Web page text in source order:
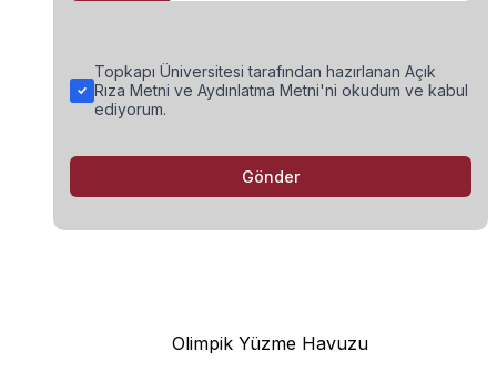
Topkapı Üniversitesi tarafından hazırlanan Açık
Rıza Metni ve Aydınlatma Metni'ni okudum ve kabul
ediyorum.
Gönder
Olimpik Yüzme Havuzu